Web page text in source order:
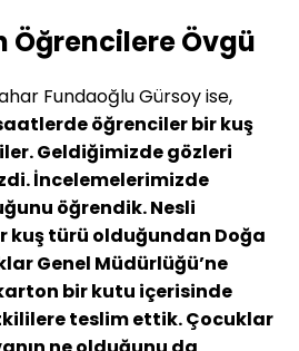
Öğrencilere Övgü
Fundaoğlu Gürsoy ise,
öğrenciler bir kuş
Geldiğimizde gözleri
İncelemelerimizde
öğrendik. Nesli
kuş türü olduğundan Doğa
Genel Müdürlüğü’ne
bir kutu içerisinde
teslim ettik. Çocuklar